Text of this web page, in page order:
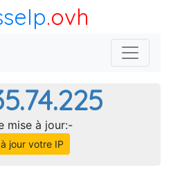
.ovh
mise à jour:-
jour votre IP